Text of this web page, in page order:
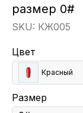
размер 0#
SKU: КЖ005
Цвет
Красный
Размер